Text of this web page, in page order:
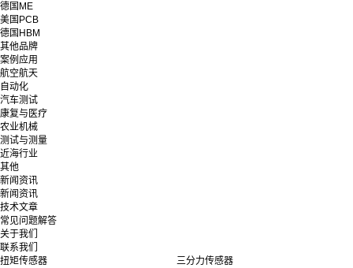
德国ME
美国PCB
德国HBM
其他品牌
案例应用
航空航天
自动化
汽车测试
康复与医疗
农业机械
测试与测量
近海行业
其他
新闻资讯
新闻资讯
技术文章
常见问题解答
关于我们
联系我们
扭矩传感器
三分力传感器